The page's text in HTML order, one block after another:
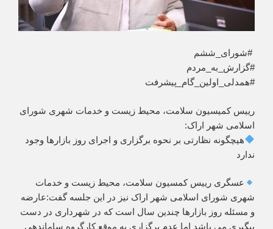
‍ #شورای_ششم
#گزارش_به_مردم
#همدلی_اولین_گام_پیشرفت
رییس کمیسیون سلامت، محیط زیست و خدمات شهری شورای
اسلامی شهر اراک:
هیچگونه نظارتی بر نحوه برگزاری و اجرای روز بازارها وجود
ندارد
عسگری رییس کمسیون سلامت، محیط زیست و خدمات
شهری شورای اسلامی شهر اراک نیز در این جلسه گفت:عارضه
و مسئله روز بازارها چندین سال است که در شهرداری در دست
پیگیری می باشد اما عدم برگزاری به موقع کارگروه ساماندهی